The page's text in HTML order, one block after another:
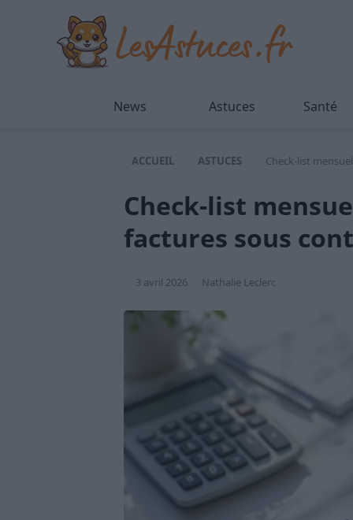
News Astuces Santé
ACCUEIL ASTUCES Check-list
Check-list
factures sous
3 avril 2026 Nathalie Leclerc